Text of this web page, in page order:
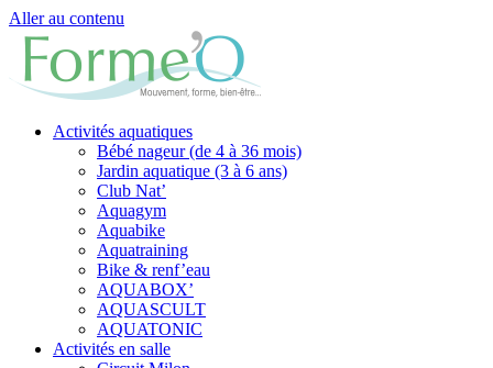
Aller au contenu
Activités aquatiques
Bébé nageur (de 4 à 36 mois)
Jardin aquatique (3 à 6 ans)
Club Nat’
Aquagym
Aquabike
Aquatraining
Bike & renf’eau
AQUABOX’
AQUASCULT
AQUATONIC
Activités en salle